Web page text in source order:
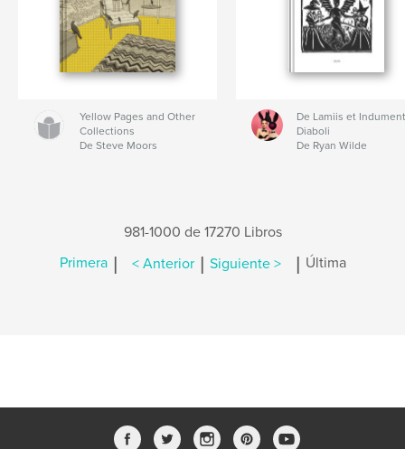
Yellow Pages and Other
Collections
De Steve Moors
De Lamiis et
Diaboli
De Ryan Wilde
981-1000 de 17270 Libros
Primera | < Anterior | Siguiente > | Última